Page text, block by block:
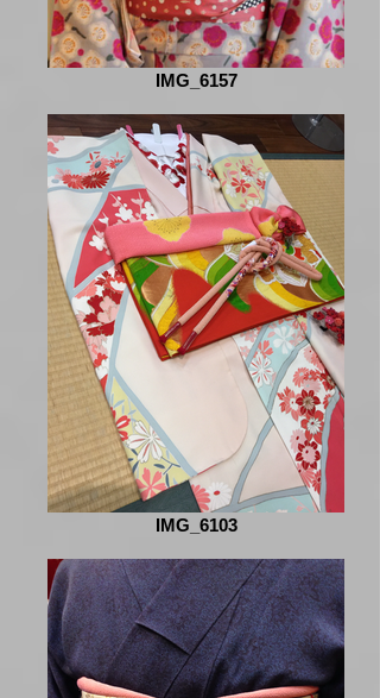
IMG_6157
IMG_6103